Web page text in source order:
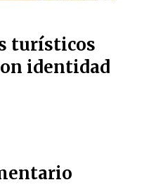
turísticos
identidad